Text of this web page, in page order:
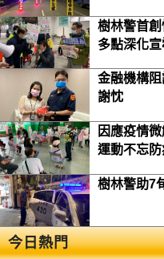
樹林警首
多點深化
金融機構
謝忱
因應疫情
運動不忘
樹林警助7
今日熱門